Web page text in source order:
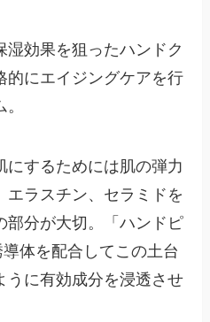
湿効果を狙ったハンドク
的にエイジングケアを行
にするためには肌の弾力
エラスチン、セラミドを
部分が大切。「ハンドピ
体を配合してこの土台
うに有効成分を浸透させ